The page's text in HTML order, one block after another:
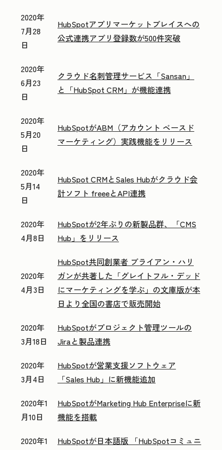
2020年
7月28
日
HubSpotアプリマーケットプレイスへの
公式連携アプリ登録数が500件突破
2020年
6月23
日
クラウド名刺管理サービス「Sansan」
と「HubSpot CRM」が機能連携
2020年
5月20
日
HubSpotがABM（アカウント ベースド
マーケティング）実践機能をリリース
2020年
5月14
日
HubSpot CRMとSales Hubがクラウド会
計ソフト freeeとAPI連携
2020年
4月8日
HubSpotが2年ぶりの新製品群、「CMS
Hub」をリリース
2020年
4月3日
HubSpot共同創業者 ブライアン・ハリ
ガンが共著した「グレイトフル・デッド
にマーケティングを学ぶ」の文庫版が本
日より全国の書店で販売開始
2020年
3月18日
HubSpotがプロジェクト管理ツールの
Jiraと製品連携
2020年
3月4日
HubSpotが営業支援ソフトウェア
「Sales Hub」に新機能追加
2020年1
月10日
HubSpotがMarketing Hub Enterpriseに新
機能を搭載
2020年1
HubSpotが日本語版 「HubSpotコミュニ